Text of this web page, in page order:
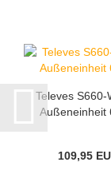
Televes S660-
Außeneinheit
109,95